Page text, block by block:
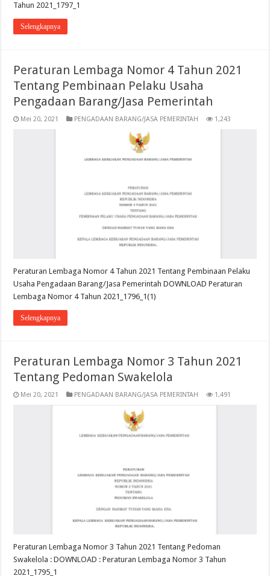
Tahun 2021_1797_1
Selengkapnya
Peraturan Lembaga Nomor 4 Tahun 2021
Tentang Pembinaan Pelaku Usaha
Pengadaan Barang/Jasa Pemerintah
Mei 20, 2021 PENGADAAN BARANG/JASA PEMERINTAH 1,243
Peraturan Lembaga Nomor 4 Tahun 2021 Tentang Pembinaan Pelaku
Usaha Pengadaan Barang/Jasa Pemerintah DOWNLOAD Peraturan
Lembaga Nomor 4 Tahun 2021_1796_1(1)
Selengkapnya
Peraturan Lembaga Nomor 3 Tahun 2021
Tentang Pedoman Swakelola
Mei 20, 2021 PENGADAAN BARANG/JASA PEMERINTAH 1,491
Peraturan Lembaga Nomor 3 Tahun 2021 Tentang Pedoman
Swakelola : DOWNLOAD : Peraturan Lembaga Nomor 3 Tahun
2021_1795_1